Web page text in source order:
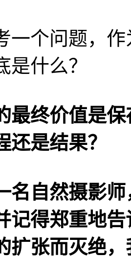
一个问题，
是什么？
最终价值是
还是结果？
名自然摄影
记得郑重地
扩张而灭绝